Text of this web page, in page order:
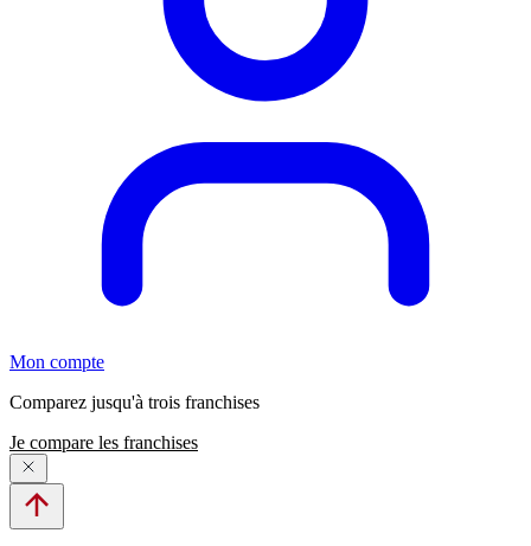
Mon compte
Comparez jusqu'à trois franchises
Je compare les franchises